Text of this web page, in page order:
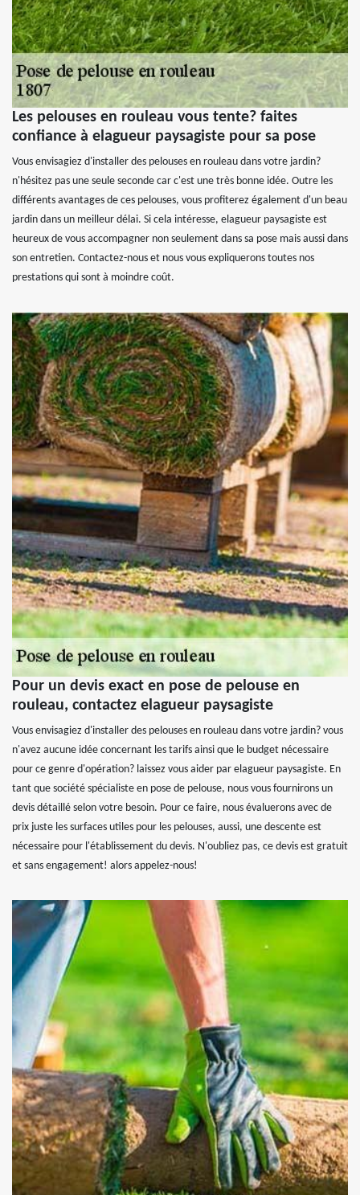
Les pelouses en rouleau vous tente? faites
confiance à elagueur paysagiste pour sa pose
Vous envisagiez d'installer des pelouses en rouleau dans votre jardin?
n'hésitez pas une seule seconde car c'est une très bonne idée. Outre les
différents avantages de ces pelouses, vous profiterez également d'un beau
jardin dans un meilleur délai. Si cela intéresse, elagueur paysagiste est
heureux de vous accompagner non seulement dans sa pose mais aussi dans
son entretien. Contactez-nous et nous vous expliquerons toutes nos
prestations qui sont à moindre coût.
Pour un devis exact en pose de pelouse en
rouleau, contactez elagueur paysagiste
Vous envisagiez d'installer des pelouses en rouleau dans votre jardin? vous
n'avez aucune idée concernant les tarifs ainsi que le budget nécessaire
pour ce genre d'opération? laissez vous aider par elagueur paysagiste. En
tant que société spécialiste en pose de pelouse, nous vous fournirons un
devis détaillé selon votre besoin. Pour ce faire, nous évaluerons avec de
prix juste les surfaces utiles pour les pelouses, aussi, une descente est
nécessaire pour l'établissement du devis. N'oubliez pas, ce devis est gratuit
et sans engagement! alors appelez-nous!